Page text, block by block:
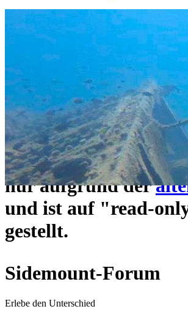
Das Sidemount-
ein neues Forensystem
umgezogen und wie
unter https://
forum.com
Das alte Forum hier
nur aufgrund der
und ist auf "read-
gestellt.
Sidemount-Forum
Erlebe den Unterschied